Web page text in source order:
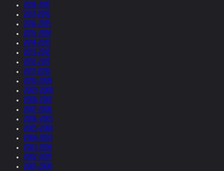
2018-2017
2017-2016
2016-2015
2015-2014
2014-2013
2013-2012
2012-2011
2011-2010
2010-2009
2009-2008
2008-2007
2007-2006
2006-2005
2005-2004
2004-2003
2003-2002
2002-2001
2001-2000